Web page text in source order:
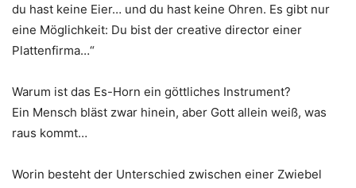
du hast keine Eier… und du hast keine Ohren. Es gibt nur
eine Möglichkeit: Du bist der creative director einer
Plattenfirma…“
Warum ist das Es-Horn ein göttliches Instrument?
Ein Mensch bläst zwar hinein, aber Gott allein weiß, was
raus kommt…
Worin besteht der Unterschied zwischen einer Zwiebel